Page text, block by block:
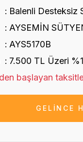
Balenli Desteksiz
AYSEMİN
AYS5170B
7.500 TL Üzeri
başlayan
GELİNCE